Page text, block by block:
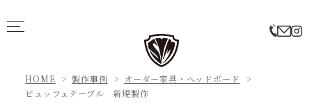
HOME 製作事例
オーダー家具・ヘッドボード
ビュッフェテーブル 新規製作